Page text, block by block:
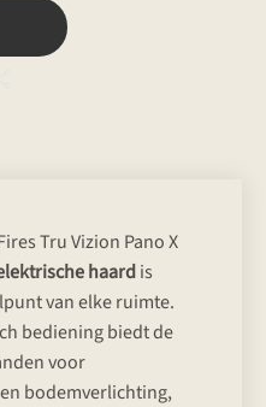
Tru Vizion Pano X
haardis
van elke ruimte.
bediening biedt de
voor
bodemverlichting,